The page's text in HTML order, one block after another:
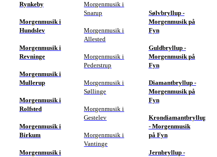
Rynkeby
Morgenmusik i
Hundslev
Morgenmusik i
Revninge
Morgenmusik i
Mullerup
Morgenmusik i
Rolfsted
Morgenmusik i
Birkum
Morgenmusik i
Morgenmusik i
Snarup
Morgenmusik i
Allested
Morgenmusik i
Pederstrup
Morgenmusik i
Søllinge
Morgenmusik i
Gestelev
Morgenmusik i
Vantinge
Sølvbryllup -
Morgenmusik på
Fyn
Guldbryllup -
Morgenmusik på
Fyn
Diamantbryllup -
Morgenmusik på
Fyn
Krondiamantbryllup
- Morgenmusik
på Fyn
Jernbryllup -